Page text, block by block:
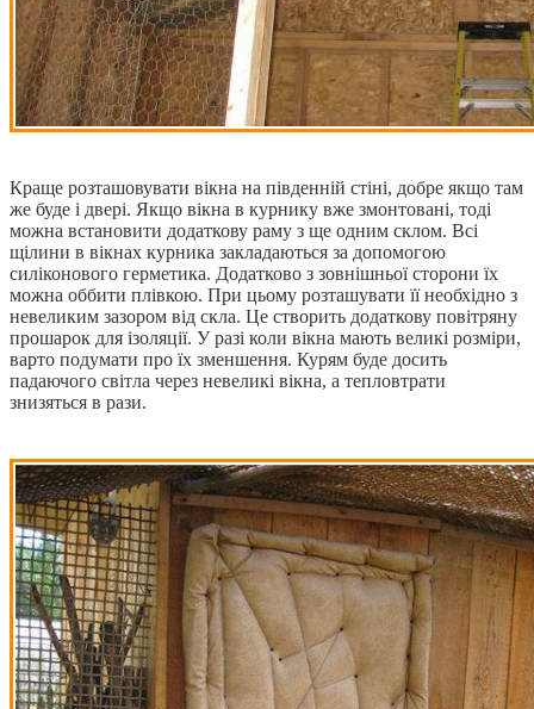
Краще розташовувати вікна на південній стіні, добре якщо там
же буде і двері. Якщо вікна в курнику вже змонтовані, тоді
можна встановити додаткову раму з ще одним склом. Всі
щілини в вікнах курника закладаються за допомогою
силіконового герметика. Додатково з зовнішньої сторони їх
можна оббити плівкою. При цьому розташувати її необхідно з
невеликим зазором від скла. Це створить додаткову повітряну
прошарок для ізоляції. У разі коли вікна мають великі розміри,
варто подумати про їх зменшення. Курям буде досить
падаючого світла через невеликі вікна, а тепловтрати
знизяться в рази.